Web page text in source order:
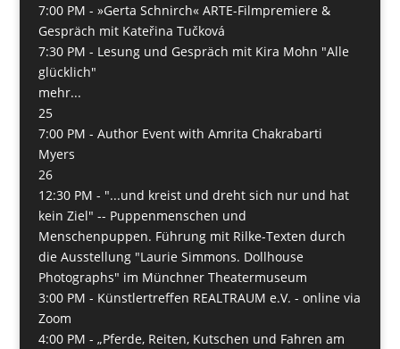
7:00 PM - »Gerta Schnirch« ARTE-Filmpremiere &
Gespräch mit Kateřina Tučková
7:30 PM - Lesung und Gespräch mit Kira Mohn "Alle
glücklich"
mehr...
25
7:00 PM - Author Event with Amrita Chakrabarti
Myers
26
12:30 PM - "...und kreist und dreht sich nur und hat
kein Ziel" -- Puppenmenschen und
Menschenpuppen. Führung mit Rilke-Texten durch
die Ausstellung "Laurie Simmons. Dollhouse
Photographs" im Münchner Theatermuseum
3:00 PM - Künstlertreffen REALTRAUM e.V. - online via
Zoom
4:00 PM - „Pferde, Reiten, Kutschen und Fahren am